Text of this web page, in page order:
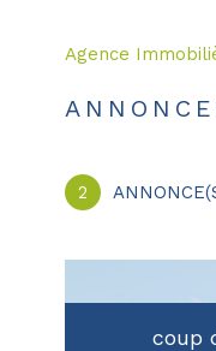
Agence
2
coup